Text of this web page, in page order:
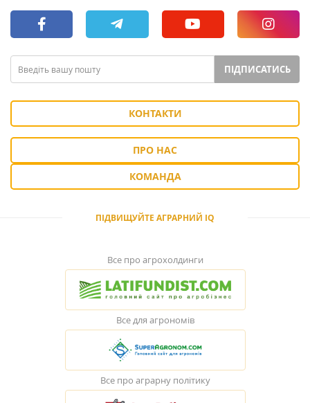
ПІДПИСАТИСЬ
КОНТАКТИ
ПРО НАС
КОМАНДА
ПІДВИЩУЙТЕ АГРАРНИЙ IQ
Все про агрохолдинги
Все для агрономів
Все про аграрну політику